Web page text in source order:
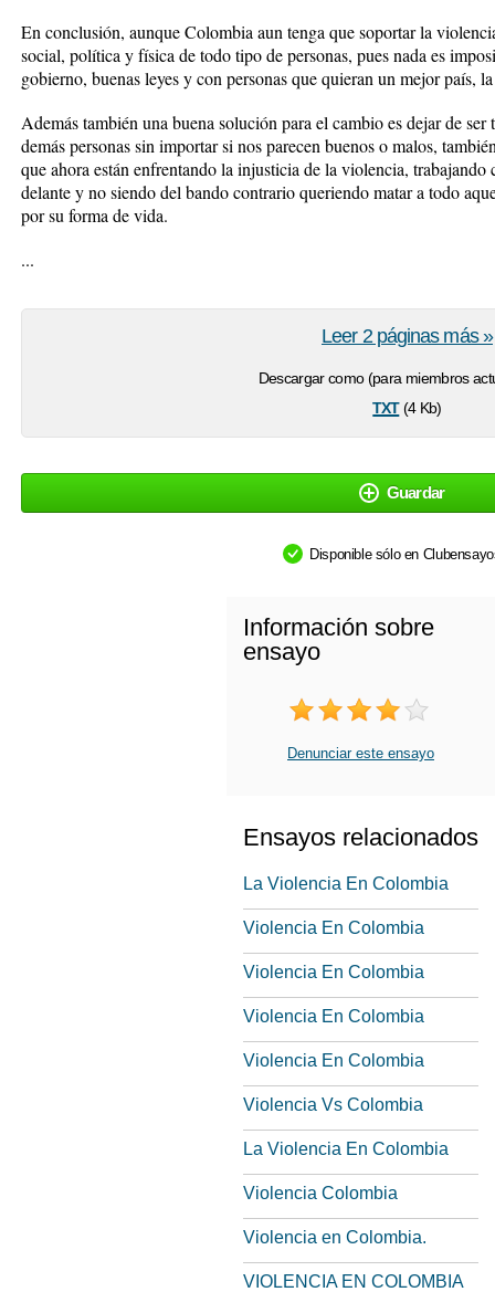
En conclusión, aunque Colombia aun tenga que soportar la
social, política y física de todo tipo de personas, pues nada es
gobierno, buenas leyes y con personas que quieran un mejor país,
Además también una buena solución para el cambio es dejar de ser
demás personas sin importar si nos parecen buenos o malos,
que ahora están enfrentando la injusticia de la violencia, trabajando
delante y no siendo del bando contrario queriendo matar a todo
por su forma de vida.
...
Descargar como (para miembros
txt(4 Kb)
Leer 2 páginas más »
Guardar
Disponible sólo en
Información sobre
ensayo
Denunciar este ensayo
Ensayos relacionados
La Violencia En Colombia
Violencia En Colombia
Violencia En Colombia
Violencia En Colombia
Violencia En Colombia
Violencia Vs Colombia
La Violencia En Colombia
Violencia Colombia
Violencia en Colombia.
VIOLENCIA EN COLOMBIA